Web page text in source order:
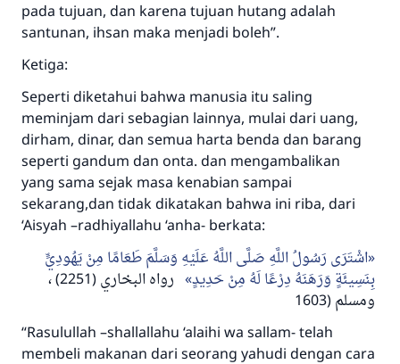
pada tujuan, dan karena tujuan hutang adalah
santunan, ihsan maka menjadi boleh”.
Ketiga:
Seperti diketahui bahwa manusia itu saling
meminjam dari sebagian lainnya, mulai dari uang,
dirham, dinar, dan semua harta benda dan barang
seperti gandum dan onta. dan mengambalikan
yang sama sejak masa kenabian sampai
sekarang,dan tidak dikatakan bahwa ini riba, dari
‘Aisyah –radhiyallahu ‘anha- berkata:
اشْتَرَى رَسُولُ اللَّهِ صَلَّى اللَّهُ عَلَيْهِ وَسَلَّمَ طَعَامًا مِنْ يَهُودِيٍّ
بِنَسِيئَةٍ وَرَهَنَهُ دِرْعًا لَهُ مِنْ حَدِيدٍ
رواه البخاري (2251) ،
ومسلم (1603
“Rasulullah –shallallahu ‘alaihi wa sallam- telah
membeli makanan dari seorang yahudi dengan cara